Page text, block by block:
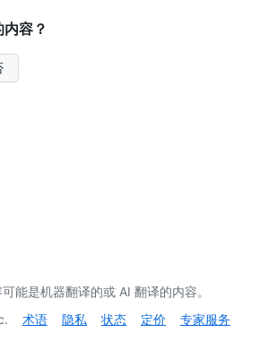
容？
能是机器翻译的或 AI 翻译的内容。
术语 隐私 状态 定价
专家服务